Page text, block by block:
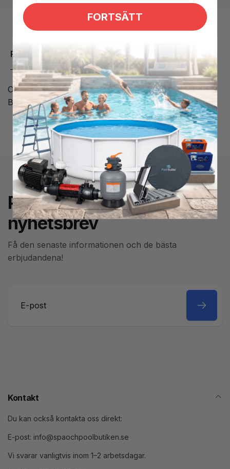
Produktbeskrivning
Overlay för TSC-35, 6 knappar: Pump 1 / Pump 2 /
Blåsare / Ljus / Upp / Ned
Prenumerera på
nyhetsbrev
Få den senaste informationen och de bästa
erbjudandena!
Kontakt
Du kan också kontakta oss direkt:
E-post: info@spaochpoolbutiken.se
Vi svarar vanligtvis inom 1–2 arbetsdagar.
FORTSÄTT